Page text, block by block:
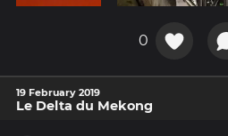
0
19 February 2019
Le Delta du Mekong